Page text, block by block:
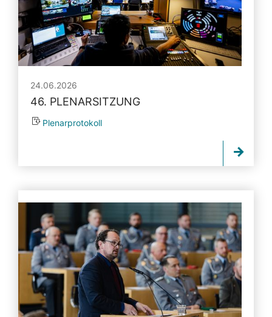
24.06.2026
46. PLENARSITZUNG
Plenarprotokoll